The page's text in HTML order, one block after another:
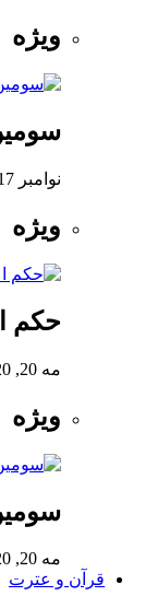
ویژه
نوامبر 17, 2025
ویژه
حکم
مه 20, 2020
ویژه
مه 20, 2020
قرآن و عترت